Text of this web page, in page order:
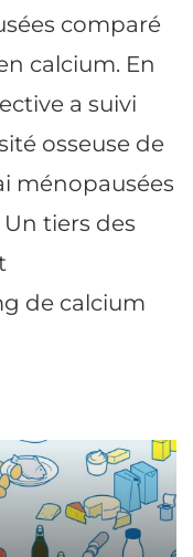
comparé
calcium. En
a suivi
osseuse de
ménopausées
Un tiers des
de calcium